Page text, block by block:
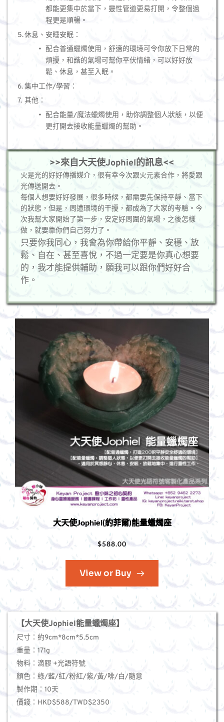
都能更集中於當下，靈性管道更易打開，令整個過
程更是順暢。
休息、安睡安眠：
配合普通蠟燭使用，舒適的環境可令你放下日常的
煩擾，和諧的氣場可幫你平伏情緒，可以好好放
鬆、休息，甚至入眠。
集中工作/學習：
其他：
配合能量/魔法蠟燭使用，助你調整個人狀態，以便
更打開去接收能量蠟燭的幫助。
>>來自大天使Jophiel的訊息<<
火是光的好好傳播媒介，很有幸今次跟火元素合作，將愛跟
光傳送開去。
每個人想要好好發展，很多時候，都需要先保持平靜、當下
的狀態，但是，周遭環境的干擾，都成為了大家的考驗。今
次我幫大家開始了第一步，安定好周圍的氣場，之後怎樣
做，就要靠你們自己努力了。
只要你我同心，我會為你帶給你平靜、安穩、放
鬆、自在、甚至喜悅，不過一定要是你真心想要
的，我才能提供輔助，願我可以跟你們好好合
作。
大天使Jophiel(約菲爾)能量蠟燭座
$588.00
View or Buy
【大天使Jophiel能量蠟燭座】
尺寸：約9cm*8cm*5.5cm
重量：171g
物料：滴膠 +光語符號
顏色：綠/藍/紅/粉紅/紫/黃/啡/白/隨意
製作期：10天
價錢：HKD$588/TWD$2350